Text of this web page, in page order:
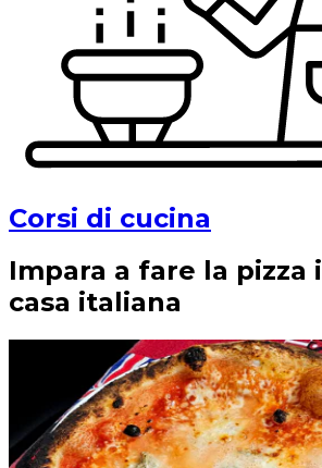
Corsi di cucina
Impara a fare la pizza
casa italiana